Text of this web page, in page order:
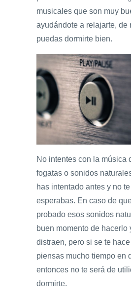
musicales que son muy
ayudándote a relajarte, de
puedas dormirte bien.
No intentes con la música
fogatas o sonidos
has intentado antes y no
esperabas. En caso de
probado esos sonidos
buen momento de hacerlo
distraen, pero si se te
piensas mucho tiempo en
entonces no te será de
dormirte.